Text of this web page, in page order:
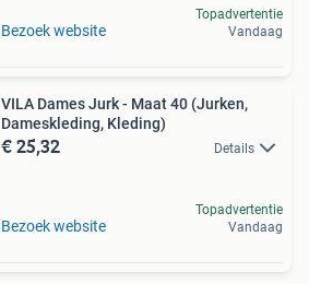
Bezoek website
Topadvertentie
Vandaag
VILA Dames Jurk - Maat 40 (Jurken,
Dameskleding, Kleding)
€ 25,32 Details
Bezoek website
Topadvertentie
Vandaag